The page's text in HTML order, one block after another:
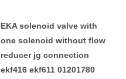
EKA solenoid valve with
one solenoid without flow
reducer jg connection
ekf416 ekf611 01201780